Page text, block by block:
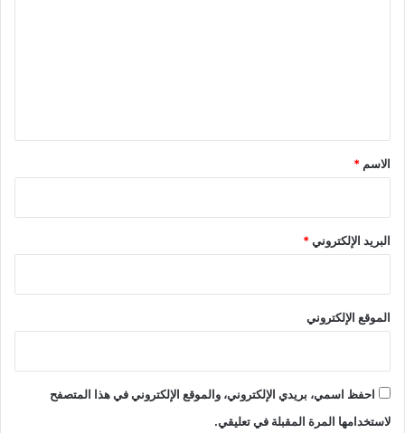
*
الاسم *
البريد الإلكتروني*
الموقع الإلكتروني
احفظ اسمي، بريدي الإلكتروني، والموقع الإلكتروني في هذا المتصفح
لاستخدامها المرة المقبلة في تعليقي.